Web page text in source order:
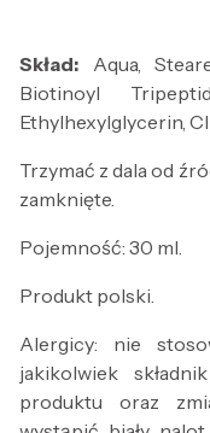
Skład: Aqua,
Biotinoyl
Ethylhexylglycerin,
Trzymać z dala od
zamknięte.
Pojemność: 30 ml.
Produkt polski.
Alergicy: nie
jakikolwiek
produktu oraz